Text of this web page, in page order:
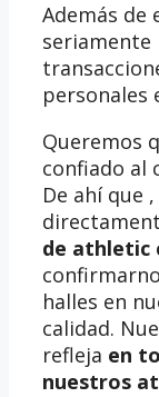
Además de
seriamente
personales
Queremos
confiado al
De ahí que
de athletic
halles en
calidad.
refleja en
nuestros